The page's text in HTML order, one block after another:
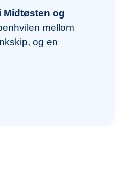
Midtøsten og
mellom
og en